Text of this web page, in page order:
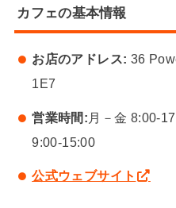
カフェの基本情報
お店のアドレス: 36
1E7
営業時間: 月－金 8:00-
9:00-15:00
公式ウェブサイト